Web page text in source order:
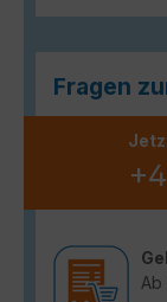
Fragen
Ab